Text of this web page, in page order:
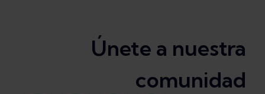
Únete a nuestra
comunidad